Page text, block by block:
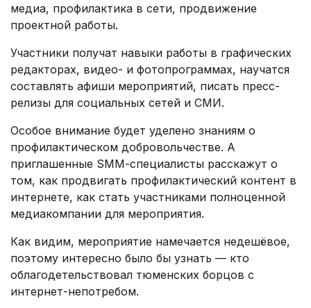
медиа, профилактика в сети, продвижение
проектной работы.
Участники получат навыки работы в графических
редакторах, видео- и фотопрограммах, научатся
составлять афиши мероприятий, писать пресс-
релизы для социальных сетей и СМИ.
Особое внимание будет уделено знаниям о
профилактическом добровольчестве. А
приглашенные SММ-специалисты расскажут о
том, как продвигать профилактический контент в
интернете, как стать участниками полноценной
медиакомпании для мероприятия.
Как видим, мероприятие намечается недешёвое,
поэтому интересно было бы узнать — кто
облагодетельствовал тюменских борцов с
интернет-непотребом.